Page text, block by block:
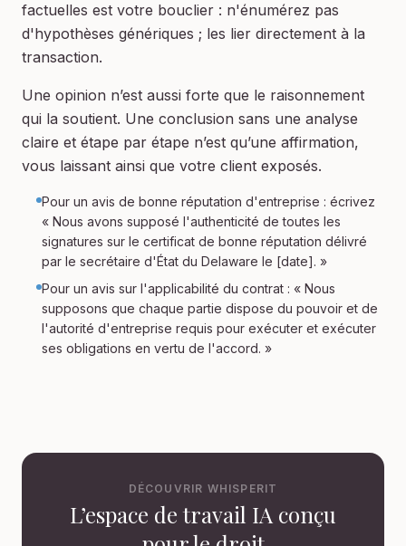
factuelles est votre bouclier : n'énumérez pas
d'hypothèses génériques ; les lier directement à la
transaction.
Une opinion n’est aussi forte que le raisonnement
qui la soutient. Une conclusion sans une analyse
claire et étape par étape n’est qu’une affirmation,
vous laissant ainsi que votre client exposés.
Pour un avis de bonne réputation d'entreprise : écrivez
« Nous avons supposé l'authenticité de toutes les
signatures sur le certificat de bonne réputation délivré
par le secrétaire d'État du Delaware le [date]. »
Pour un avis sur l'applicabilité du contrat : « Nous
supposons que chaque partie dispose du pouvoir et de
l'autorité d'entreprise requis pour exécuter et exécuter
ses obligations en vertu de l'accord. »
DÉCOUVRIR WHISPERIT
L’espace de travail IA conçu